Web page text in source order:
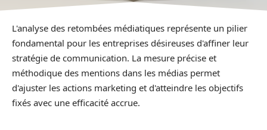
L'analyse des retombées médiatiques représente un pilier
fondamental pour les entreprises désireuses d'affiner leur
stratégie de communication. La mesure précise et
méthodique des mentions dans les médias permet
d'ajuster les actions marketing et d'atteindre les objectifs
fixés avec une efficacité accrue.